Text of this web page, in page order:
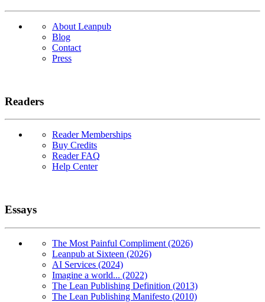
About Leanpub
Blog
Contact
Press
Readers
Reader Memberships
Buy Credits
Reader FAQ
Help Center
Essays
The Most Painful Compliment (2026)
Leanpub at Sixteen (2026)
AI Services (2024)
Imagine a world... (2022)
The Lean Publishing Definition (2013)
The Lean Publishing Manifesto (2010)